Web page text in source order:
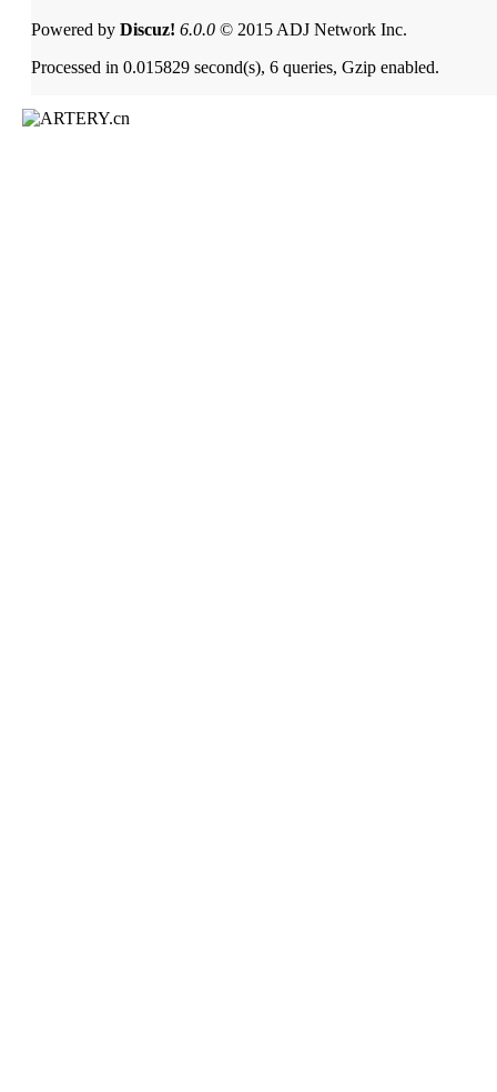
Powered by Discuz! 6.0.0 © 2015 ADJ Network Inc.
Processed in 0.015829 second(s), 6 queries, Gzip enabled.